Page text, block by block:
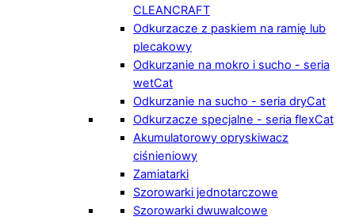
CLEANCRAFT
Odkurzacze z paskiem na ramię lub
plecakowy
Odkurzanie na mokro i sucho - seria
wetCat
Odkurzanie na sucho - seria dryCat
Odkurzacze specjalne - seria flexCat
Akumulatorowy opryskiwacz
ciśnieniowy
Zamiatarki
Szorowarki jednotarczowe
Szorowarki dwuwalcowe